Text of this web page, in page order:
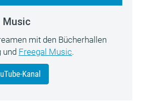
Music
mit den Bücherhallen
und Freegal Music.
Kanal